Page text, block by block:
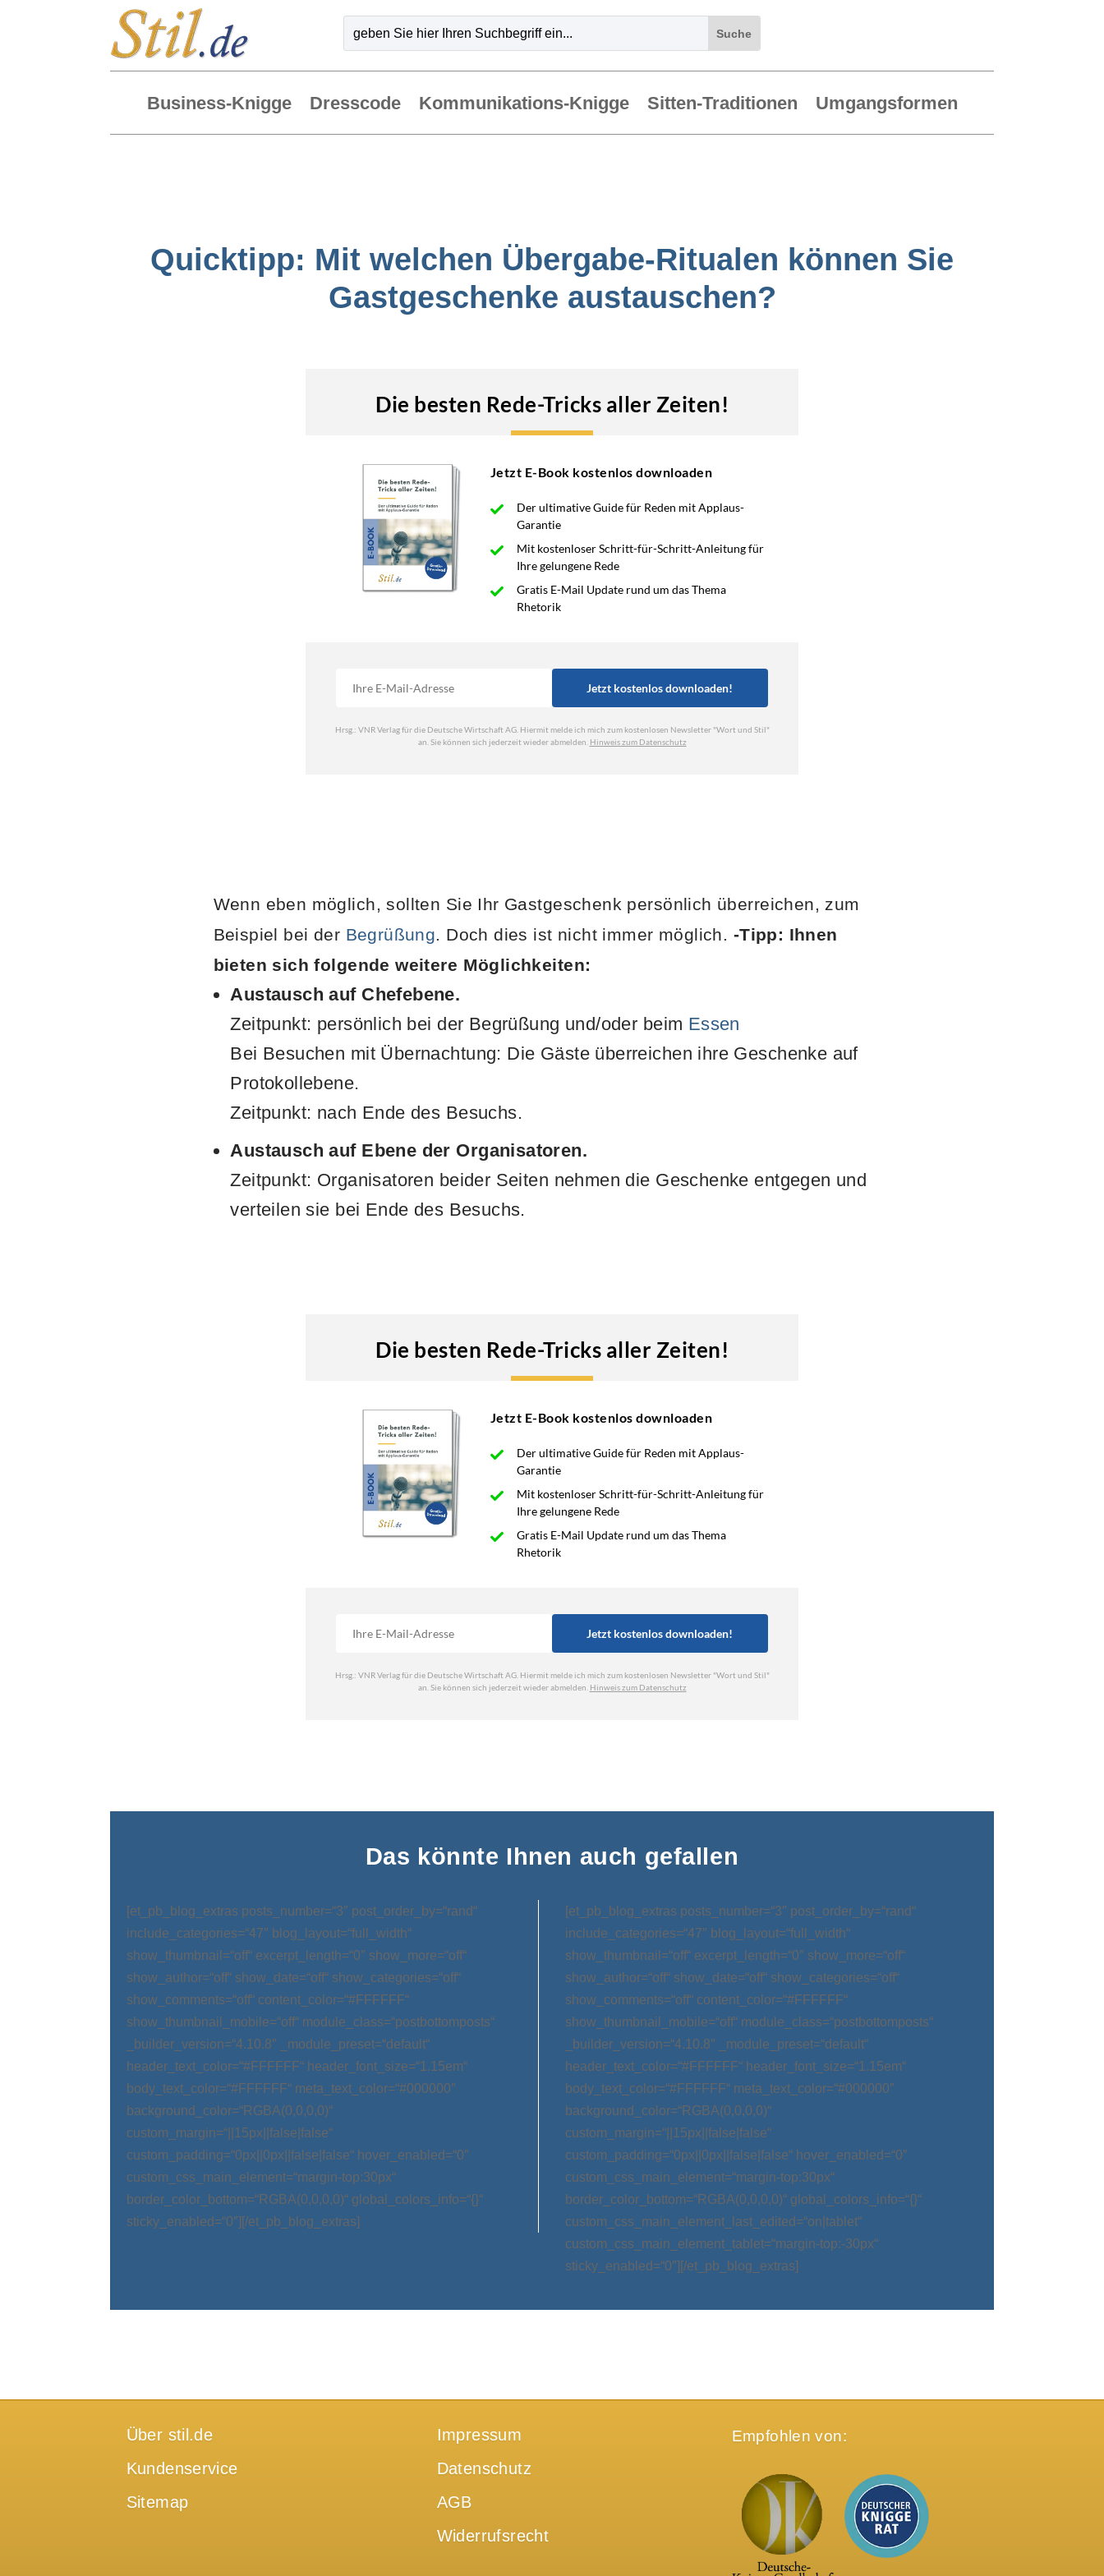
Business-Knigge Dresscode Kommunikations-Knigge Sitten-Traditionen Umgangsformen
Quicktipp: Mit welchen Übergabe-Ritualen können Sie
Gastgeschenke austauschen?
Wenn eben möglich, sollten Sie Ihr Gastgeschenk persönlich überreichen, zum
Beispiel bei der Begrüßung. Doch dies ist nicht immer möglich. -Tipp: Ihnen
bieten sich folgende weitere Möglichkeiten:
Austausch auf Chefebene.
Zeitpunkt: persönlich bei der Begrüßung und/oder beim Essen
Bei Besuchen mit Übernachtung: Die Gäste überreichen ihre Geschenke auf
Protokollebene.
Zeitpunkt: nach Ende des Besuchs.
Austausch auf Ebene der Organisatoren.
Zeitpunkt: Organisatoren beider Seiten nehmen die Geschenke entgegen und
verteilen sie bei Ende des Besuchs.
Das könnte Ihnen auch gefallen
[et_pb_blog_extras posts_number=“3″ post_order_by=“rand“
include_categories=“47″ blog_layout=“full_width“
show_thumbnail=“off“ excerpt_length=“0″ show_more=“off“
show_author=“off“ show_date=“off“ show_categories=“off“
show_comments=“off“ content_color=“#FFFFFF“
show_thumbnail_mobile=“off“ module_class=“postbottomposts“
_builder_version=“4.10.8″ _module_preset=“default“
header_text_color=“#FFFFFF“ header_font_size=“1.15em“
body_text_color=“#FFFFFF“ meta_text_color=“#000000″
background_color=“RGBA(0,0,0,0)“
custom_margin=“||15px||false|false“
custom_padding=“0px||0px||false|false“ hover_enabled=“0″
custom_css_main_element=“margin-top:30px“
border_color_bottom=“RGBA(0,0,0,0)“ global_colors_info=“{}“
sticky_enabled=“0″][/et_pb_blog_extras]
[et_pb_blog_extras posts_number=“3″ post_order_by=“rand“
include_categories=“47″ blog_layout=“full_width“
show_thumbnail=“off“ excerpt_length=“0″ show_more=“off“
show_author=“off“ show_date=“off“ show_categories=“off“
show_comments=“off“ content_color=“#FFFFFF“
show_thumbnail_mobile=“off“ module_class=“postbottomposts“
_builder_version=“4.10.8″ _module_preset=“default“
header_text_color=“#FFFFFF“ header_font_size=“1.15em“
body_text_color=“#FFFFFF“ meta_text_color=“#000000″
background_color=“RGBA(0,0,0,0)“
custom_margin=“||15px||false|false“
custom_padding=“0px||0px||false|false“ hover_enabled=“0″
custom_css_main_element=“margin-top:30px“
border_color_bottom=“RGBA(0,0,0,0)“ global_colors_info=“{}“
custom_css_main_element_last_edited=“on|tablet“
custom_css_main_element_tablet=“margin-top:-30px“
sticky_enabled=“0″][/et_pb_blog_extras]
Über stil.de
Kundenservice
Sitemap
Impressum
Datenschutz
AGB
Widerrufsrecht
Empfohlen von: